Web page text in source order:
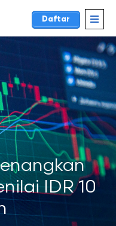
Daftar
IDR 10